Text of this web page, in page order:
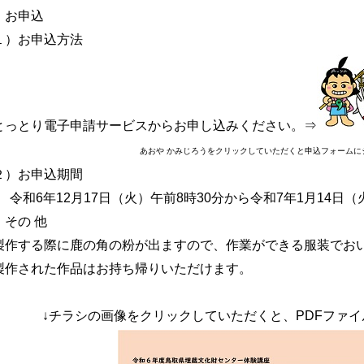
申込
）お申込方法
とり電子申請サービスからお申し込みください。⇒
あおや かみじろうをクリックしていただくと申込フォーム
）お申込期間
令和6年12月17日（火）午前8時30分から令和7年1月14日（
の 他
する際に鹿の角の粉が出ますので、作業ができる服装でお
された作品はお持ち帰りいただけます。
↓チラシの画像をクリックしていただくと、PDFファ